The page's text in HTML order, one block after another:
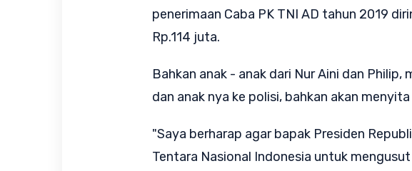
penerimaan Caba PK TNI AD tahun 2019
Rp.114 juta.
Bahkan anak - anak dari Nur Aini dan
dan anak nya ke polisi, bahkan akan
"Saya berharap agar bapak Presiden
Tentara Nasional Indonesia untuk